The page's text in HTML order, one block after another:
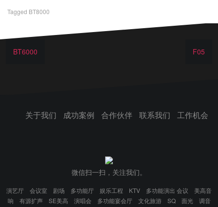
Tagged BT8000
BT6000 F05
关于我们 成功案例 合作伙伴 联系我们 工作机会
微信扫一扫，关注我们。
演艺厅 会议室 剧场 多功能厅 娱乐工程 KTV 多功能演出 会议
美高音
响
有源扩声 SE美高 演唱会 多功能宴会厅 文化旅游 SQ 面光
调音